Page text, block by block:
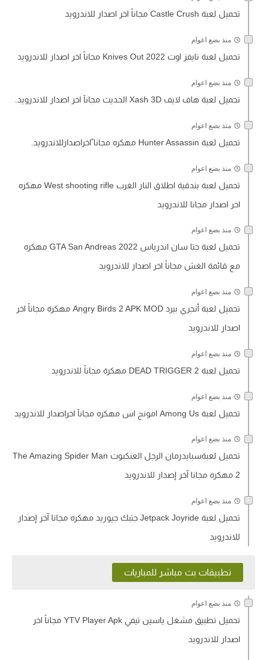
تحميل لعبة Castle Crush مجاناً اخر اصدار للاندرويد
منذ بضع اعوام
تحميل لعبة نايفز اوت Knives Out 2022 مجاناً اخر اصدار للاندرويد
منذ بضع اعوام
تحميل لعبة هاف لايف Xash 3D الحديث مجانآ اخر اصدار للاندرويد.
منذ بضع اعوام
تحميل لعبة Hunter Assassin مهكره مجانا ًاخراصدارللاندرويد.
منذ بضع اعوام
تحميل لعبة بندقية اطلاق النار الغرب West shooting rifle مهكره
اخر اصدار مجانا للاندرويد
منذ بضع اعوام
تحميل لعبة جتا سان اندرياس GTA San Andreas 2022 مهكره
مع قائمة الغش مجاناً اخر اصدار للاندرويد
منذ بضع اعوام
تحميل لعبة أنجري بيرد Angry Birds 2 APK MOD مهكرة مجاناً اخر
اصدار للاندرويد
منذ بضع اعوام
تحميل لعبة DEAD TRIGGER 2 مهكرة مجاناً للاندرويد
منذ بضع اعوام
تحميل لعبة Among Us امونج اس مهكره مجانآ اخراصدار للاندرويد
منذ بضع اعوام
تحميل لعبةسبايدرمان الرجل العنكبوت The Amazing Spider Man
2 مهكره مجانا آخر إصدار للاندرويد
منذ بضع اعوام
تحميل لعبة Jetpack Joyride جتبك جيوريد مهكره مجانا آخر إصدار
للاندرويد
تطبيقات بث مباشر للمباريات
منذ بضع اعوام
تحميل تطبيق مشغل ياسين تيفي YTV Player Apk مجاناً اخر
اصدار للاندرويد